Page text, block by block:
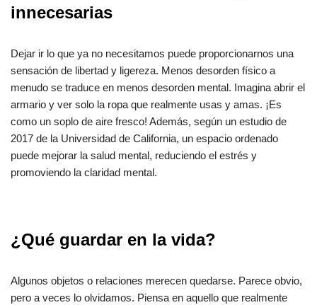
innecesarias
Dejar ir lo que ya no necesitamos puede proporcionarnos una
sensación de libertad y ligereza. Menos desorden físico a
menudo se traduce en menos desorden mental. Imagina abrir el
armario y ver solo la ropa que realmente usas y amas. ¡Es
como un soplo de aire fresco! Además, según un estudio de
2017 de la Universidad de California, un espacio ordenado
puede mejorar la salud mental, reduciendo el estrés y
promoviendo la claridad mental.
¿Qué guardar en la vida?
Algunos objetos o relaciones merecen quedarse. Parece obvio,
pero a veces lo olvidamos. Piensa en aquello que realmente